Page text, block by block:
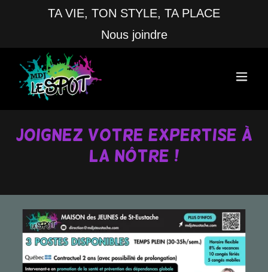
TA VIE, TON STYLE, TA PLACE
Nous joindre
JOIGNEZ VOTRE EXPERTISE À
LA NÔTRE !